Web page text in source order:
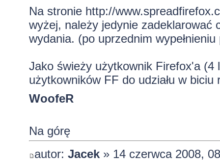
Na stronie http://
wyżej, należy jedynie zadeklarować
wydania. (po uprzednim
Jako świeży użytkownik Firefox'a (4
użytkowników FF do udziału w
WoofeR
Na górę
autor: Jacek» 14 czerwca 2008,